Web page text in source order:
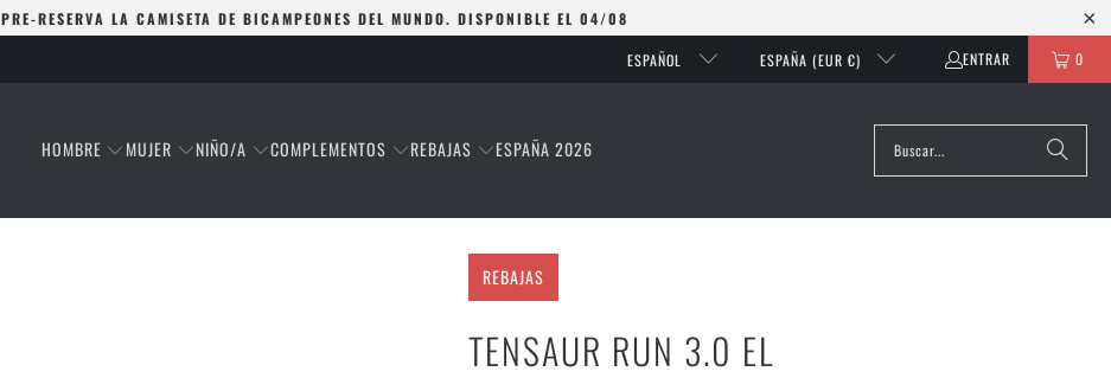
PRE-RESERVA LA CAMISETA DE BICAMPEONES DEL MUNDO. DISPONIBLE EL 04/08
ESPAÑOL ESPAÑA (EUR €) ENTRAR 0
HOMBRE MUJER NIÑO/A COMPLEMENTOS REBAJAS ESPAÑA 2026
REBAJAS
TENSAUR RUN 3.0 EL